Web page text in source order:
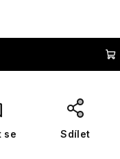
se Sdílet